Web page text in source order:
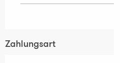
Zahlungsart